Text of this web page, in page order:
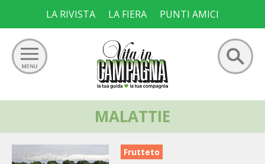
content
LA RIVISTA LA FIERA PUNTI AMICI
ORTO
MALATTIE
Frutteto